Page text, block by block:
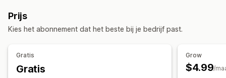
Upselling
Productaanbevelingen
Koop meer, bespaar meer
Checkout-aanpassing
Aangepaste opmerkingen
Voortgangsbalk
Prijs
Kies het abonnement dat het beste bij je bedrijf past.
Gratis
Gratis
Grow
$4.99/